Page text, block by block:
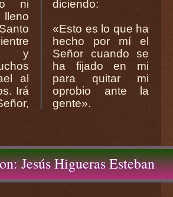
ni
y
al
Irá
diciendo:
«Esto es lo que ha
hecho por mí el
Señor cuando se
ha fijado en mi
para quitar mi
oprobio ante la
gente».
Jesús Higueras Esteban